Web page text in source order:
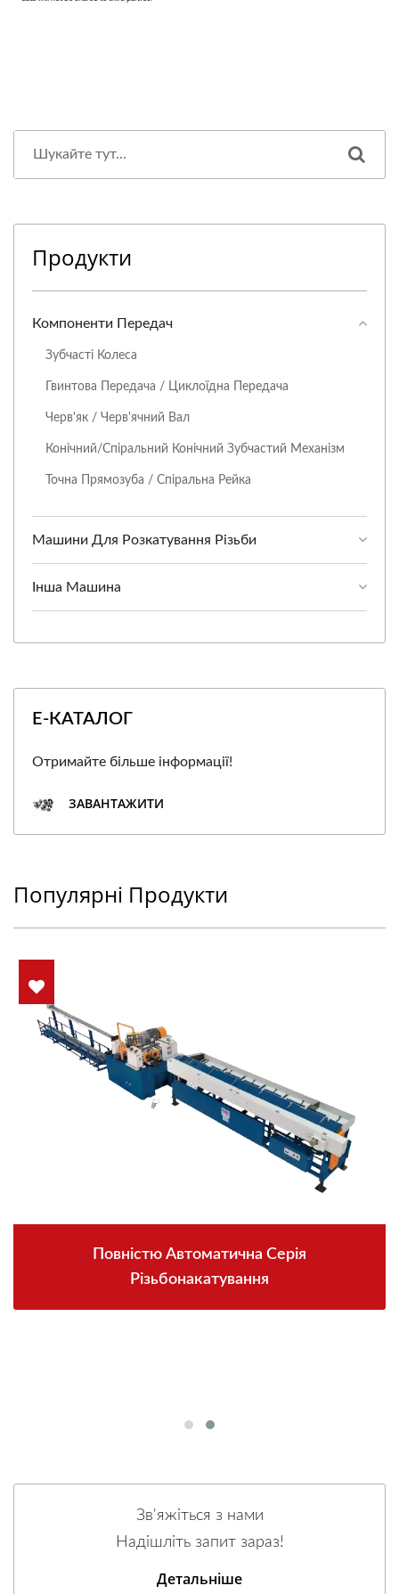
Продукти
Компоненти Передач
Зубчасті Колеса
Гвинтова Передача / Циклоїдна Передача
Черв'як / Черв'ячний Вал
Конічний/Спіральний Конічний Зубчастий Механізм
Точна Прямозуба / Спіральна Рейка
Машини Для Розкатування Різьби
Інша Машина
Е-КАТАЛОГ
Отримайте більше інформації!
ЗАВАНТАЖИТИ
Популярні Продукти
Повністю Автоматична Серія
Різьбонакатування
Зв'яжіться з нами
Надішліть запит зараз!
Детальніше